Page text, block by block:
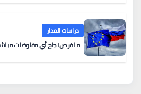
دراسات المدار
ما فرص نجاح أي مفاوضات